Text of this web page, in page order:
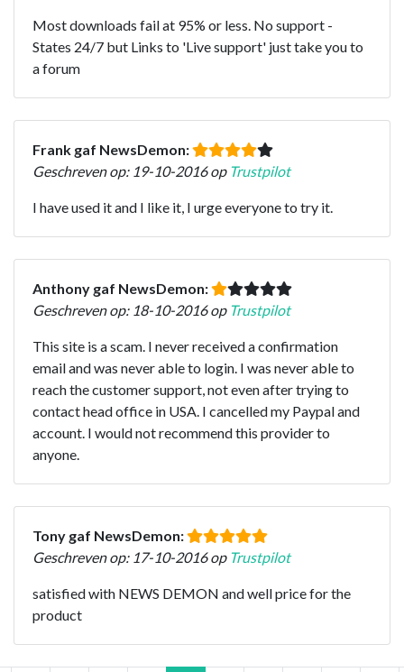
Most downloads fail at 95% or less. No support -
States 24/7 but Links to 'Live support' just take you to
a forum
Frank gaf NewsDemon:
Geschreven op: 19-10-2016 op Trustpilot
I have used it and I like it, I urge everyone to try it.
Anthony gaf NewsDemon:
Geschreven op: 18-10-2016 op Trustpilot
This site is a scam. I never received a confirmation
email and was never able to login. I was never able to
reach the customer support, not even after trying to
contact head office in USA. I cancelled my Paypal and
account. I would not recommend this provider to
anyone.
Tony gaf NewsDemon:
Geschreven op: 17-10-2016 op Trustpilot
satisfied with NEWS DEMON and well price for the
product